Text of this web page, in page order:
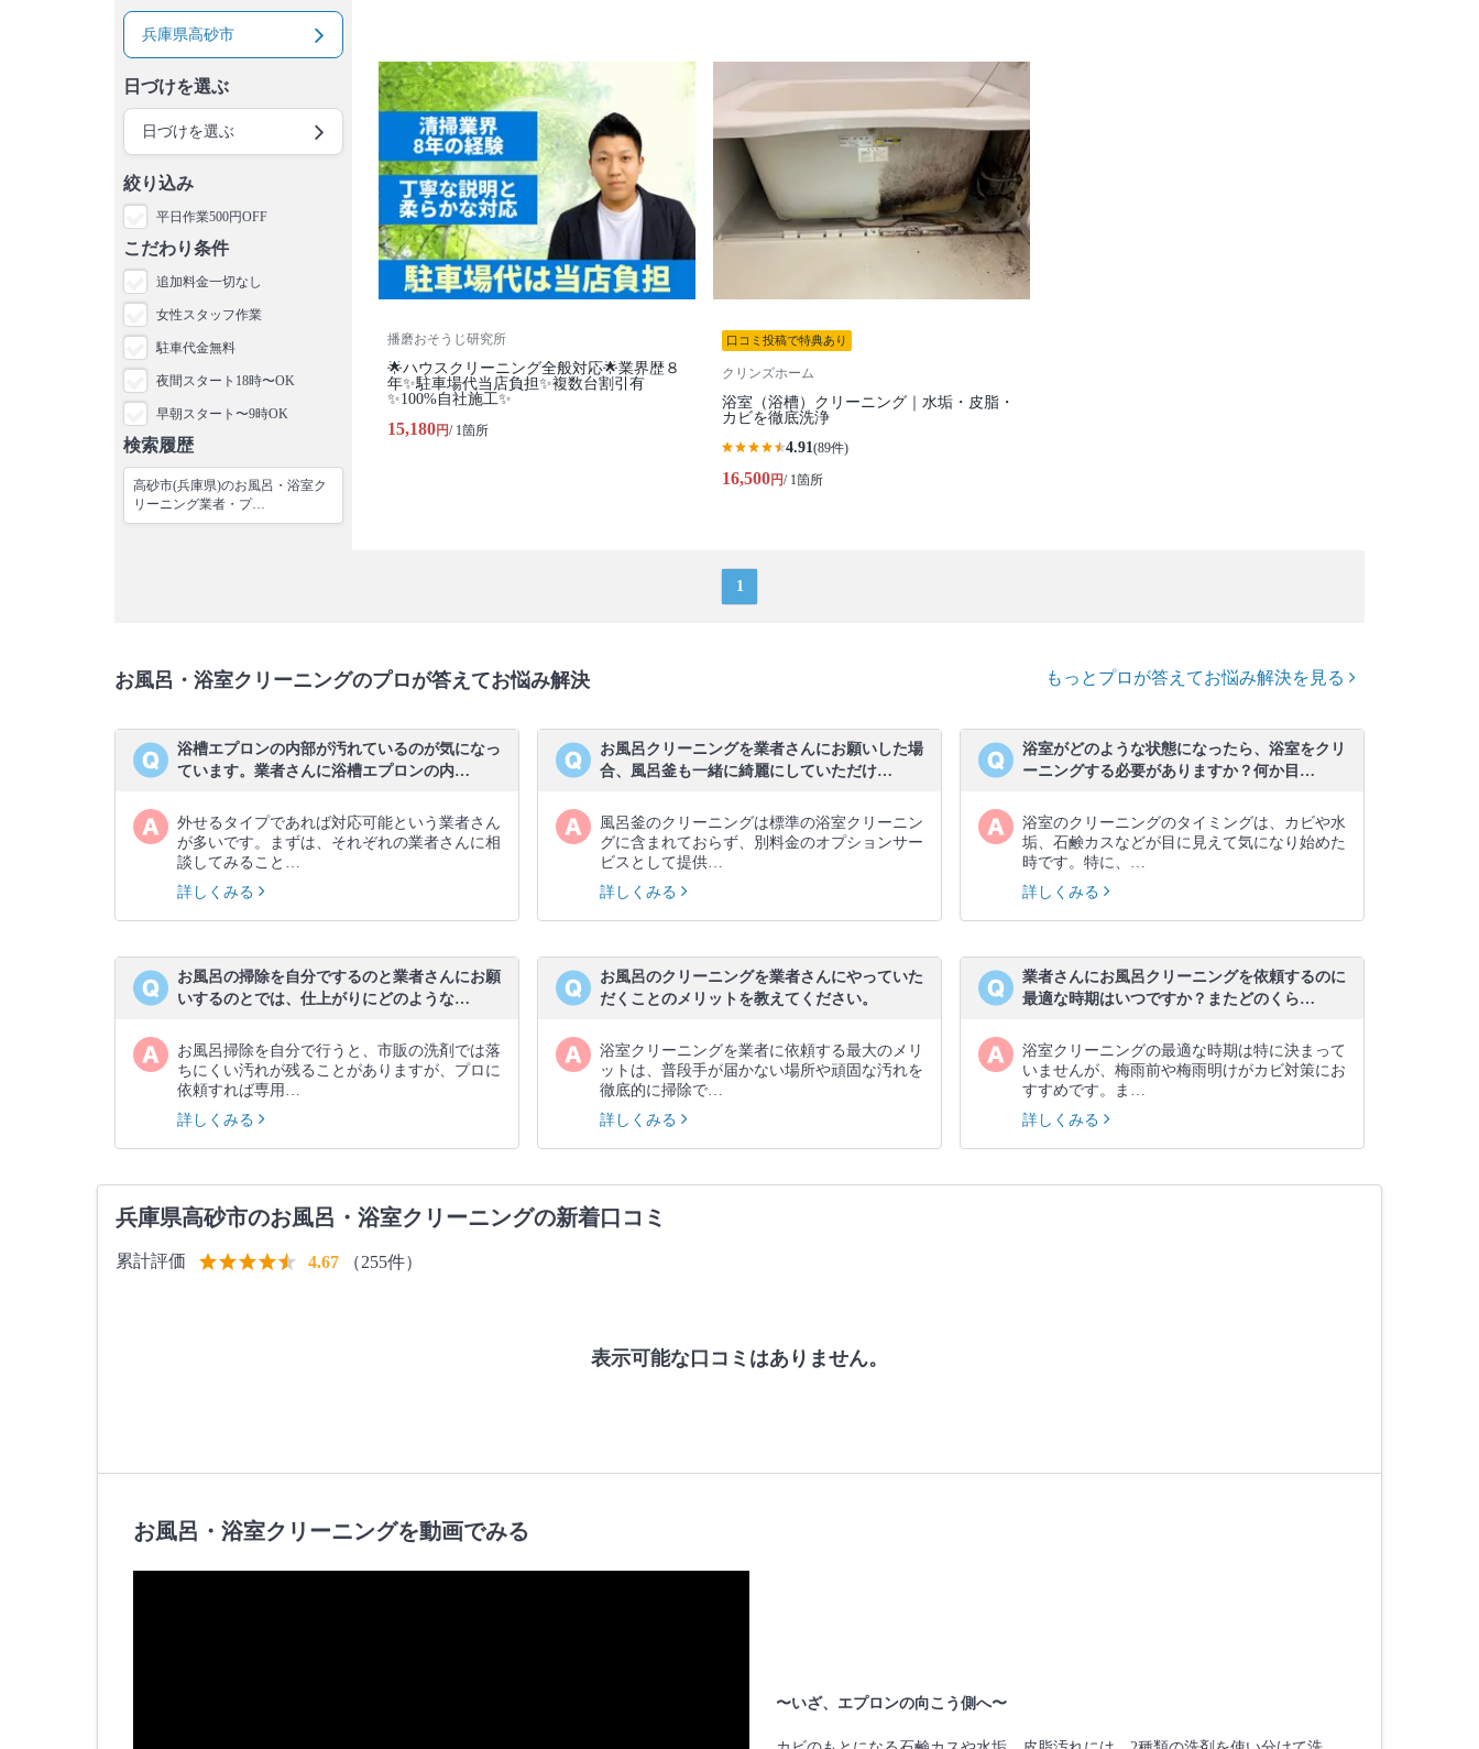
兵庫県高砂市
日づけを選ぶ
日づけを選ぶ
絞り込み
平日作業500円OFF
こだわり条件
追加料金一切なし
女性スタッフ作業
駐車代金無料
夜間スタート18時〜OK
早朝スタート〜9時OK
検索履歴
高砂市(兵庫県)のお風呂・浴室ク
リーニング業者・プ…
播磨おそうじ研究所
🌟ハウスクリーニング全般対応🌟業界歴８
年✨駐車場代当店負担✨複数台割引有
✨100%自社施工✨
15,180円/ 1箇所
口コミ投稿で特典あり
クリンズホーム
浴室（浴槽）クリーニング｜水垢・皮脂・
カビを徹底洗浄
4.91(89件)
16,500円/ 1箇所
1
お風呂・浴室クリーニングのプロが答えてお悩み解決 もっとプロが答えてお悩み解決を見る
浴槽エプロンの内部が汚れているのが気になっ
ています。業者さんに浴槽エプロンの内…
外せるタイプであれば対応可能という業者さん
が多いです。まずは、それぞれの業者さんに相
談してみること…
詳しくみる
お風呂クリーニングを業者さんにお願いした場
合、風呂釜も一緒に綺麗にしていただけ…
風呂釜のクリーニングは標準の浴室クリーニン
グに含まれておらず、別料金のオプションサー
ビスとして提供…
詳しくみる
浴室がどのような状態になったら、浴室をクリ
ーニングする必要がありますか？何か目…
浴室のクリーニングのタイミングは、カビや水
垢、石鹸カスなどが目に見えて気になり始めた
時です。特に、…
詳しくみる
お風呂の掃除を自分でするのと業者さんにお願
いするのとでは、仕上がりにどのような…
お風呂掃除を自分で行うと、市販の洗剤では落
ちにくい汚れが残ることがありますが、プロに
依頼すれば専用…
詳しくみる
お風呂のクリーニングを業者さんにやっていた
だくことのメリットを教えてください。
浴室クリーニングを業者に依頼する最大のメリ
ットは、普段手が届かない場所や頑固な汚れを
徹底的に掃除で…
詳しくみる
業者さんにお風呂クリーニングを依頼するのに
最適な時期はいつですか？またどのくら…
浴室クリーニングの最適な時期は特に決まって
いませんが、梅雨前や梅雨明けがカビ対策にお
すすめです。ま…
詳しくみる
兵庫県高砂市のお風呂・浴室クリーニングの新着口コミ
累計評価 4.67 （255件）
表示可能な口コミはありません。
お風呂・浴室クリーニングを動画でみる
〜いざ、エプロンの向こう側へ〜